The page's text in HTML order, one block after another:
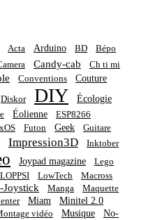
Acta Arduino BD
Bépo
Candy-cab
Ch ti mi
Conventions Couture
Diskor DIY Écologie
Éolienne
ESP8266
Futon Geek
Guitare
Impression3D Inktober
Joypad magazine Lego
LOPPSI LowTech Macross
Joystick Manga Maquette
Miam Minitel 2.0
vidéo Musique
No-